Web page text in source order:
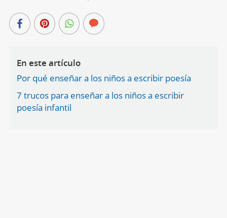
En este artículo
Por qué enseñar a los niños a escribir poesía
7 trucos para enseñar a los niños a escribir
poesía infantil